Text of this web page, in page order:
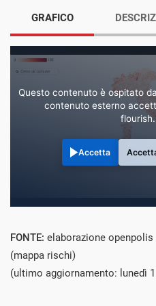
GRAFICO
Questo contenuto è ospitato
contenuto esterno
Accetta
FONTE: elaborazione
(mappa rischi)
(ultimo aggiornamento: lunedì